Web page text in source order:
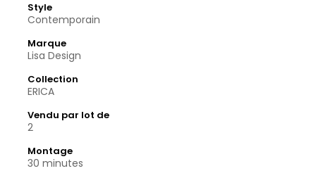
Style
Contemporain
Marque
Lisa Design
Collection
ERICA
Vendu par lot de
2
Montage
30 minutes